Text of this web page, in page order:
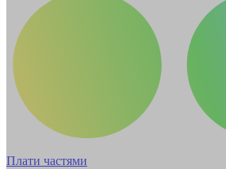
Плати частями